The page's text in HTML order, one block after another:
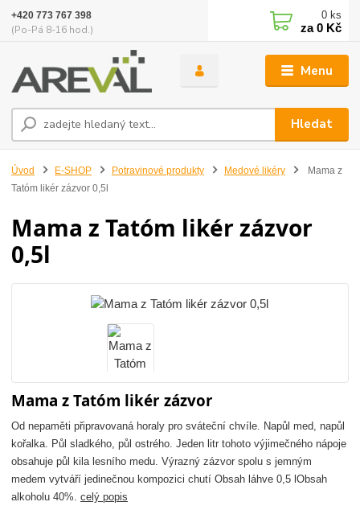
Menu
Hledat
+420 773 767 398
(Po-Pá 8-16 hod.)
0 ks
za0 Kč
Úvod E-SHOP Potravinové produkty Medové likéry
Mama z
Tatóm likér zázvor 0,5l
Mama z Tatóm likér zázvor
0,5l
Mama z Tatóm likér zázvor
Od nepaměti připravovaná horaly pro sváteční chvíle. Napůl med, napůl
kořalka. Půl sladkého, půl ostrého. Jeden litr tohoto výjimečného nápoje
obsahuje půl kila lesního medu. Výrazný zázvor spolu s jemným
medem vytváří jedinečnou kompozici chutí Obsah láhve 0,5 lObsah
alkoholu 40%.celý popis